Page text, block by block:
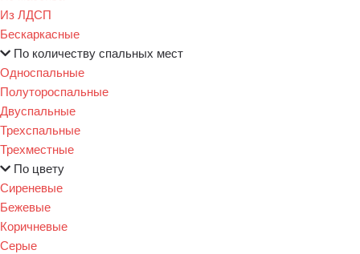
Из ЛДСП
Бескаркасные
По количеству спальных мест
Односпальные
Полутороспальные
Двуспальные
Трехспальные
Трехместные
По цвету
Сиреневые
Бежевые
Коричневые
Серые